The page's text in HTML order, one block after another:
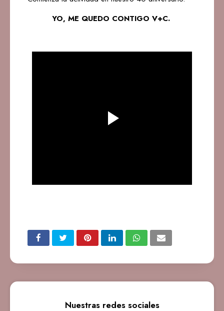
YO, ME QUEDO CONTIGO V+C.
Nuestras redes sociales